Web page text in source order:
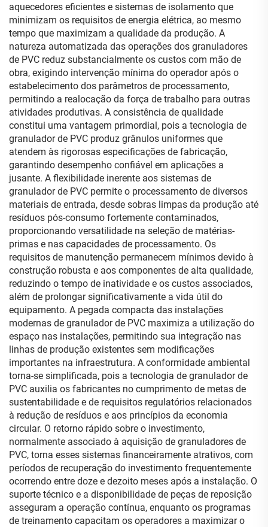
aquecedores eficientes e sistemas de isolamento que
minimizam os requisitos de energia elétrica, ao mesmo
tempo que maximizam a qualidade da produção. A
natureza automatizada das operações dos granuladores
de PVC reduz substancialmente os custos com mão de
obra, exigindo intervenção mínima do operador após o
estabelecimento dos parâmetros de processamento,
permitindo a realocação da força de trabalho para outras
atividades produtivas. A consistência de qualidade
constitui uma vantagem primordial, pois a tecnologia de
granulador de PVC produz grânulos uniformes que
atendem às rigorosas especificações de fabricação,
garantindo desempenho confiável em aplicações a
jusante. A flexibilidade inerente aos sistemas de
granulador de PVC permite o processamento de diversos
materiais de entrada, desde sobras limpas da produção até
resíduos pós-consumo fortemente contaminados,
proporcionando versatilidade na seleção de matérias-
primas e nas capacidades de processamento. Os
requisitos de manutenção permanecem mínimos devido à
construção robusta e aos componentes de alta qualidade,
reduzindo o tempo de inatividade e os custos associados,
além de prolongar significativamente a vida útil do
equipamento. A pegada compacta das instalações
modernas de granulador de PVC maximiza a utilização do
espaço nas instalações, permitindo sua integração nas
linhas de produção existentes sem modificações
importantes na infraestrutura. A conformidade ambiental
torna-se simplificada, pois a tecnologia de granulador de
PVC auxilia os fabricantes no cumprimento de metas de
sustentabilidade e de requisitos regulatórios relacionados
à redução de resíduos e aos princípios da economia
circular. O retorno rápido sobre o investimento,
normalmente associado à aquisição de granuladores de
PVC, torna esses sistemas financeiramente atrativos, com
períodos de recuperação do investimento frequentemente
ocorrendo entre doze e dezoito meses após a instalação. O
suporte técnico e a disponibilidade de peças de reposição
asseguram a operação contínua, enquanto os programas
de treinamento capacitam os operadores a maximizar o